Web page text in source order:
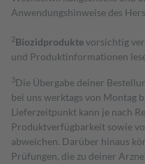
Anwendungshinweise des
2Biozidproduktevorsichtig
und Produktinformationen
3Die Übergabe deiner
bei uns werktags von Montag
Lieferzeitpunkt kann je nach
Produktverfügbarkeit sowie
abweichen. Darüber hinaus
Prüfungen, die zu deiner